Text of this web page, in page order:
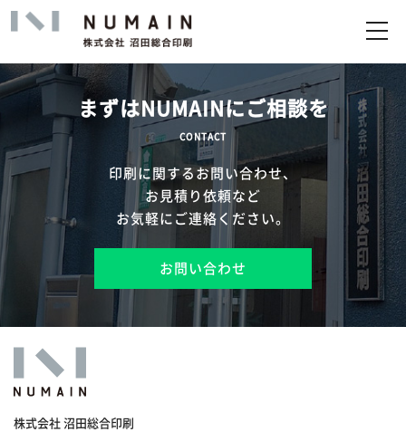
トップ
サービス
実績
企業情報
アップロード
まずはNUMAINにご相談を
CONTACT
印刷に関するお問い合わせ、
お見積り依頼など
お気軽にご連絡ください。
お問い合わせ
株式会社 沼田総合印刷